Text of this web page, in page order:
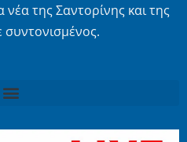
νέα της Σαντορίνης και της